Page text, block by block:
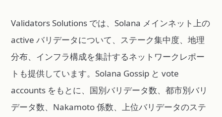
Validators Solutions では、Solana メインネット上の
active バリデータについて、ステーク集中度、地理
分布、インフラ構成を集計するネットワークレポー
トも提供しています。Solana Gossip と vote
accounts をもとに、国別バリデータ数、都市別バリ
データ数、Nakamoto 係数、上位バリデータのステ